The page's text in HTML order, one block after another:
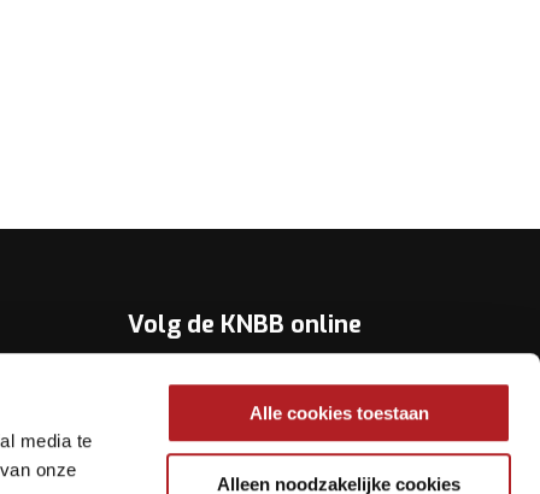
media te
onze
Alle cookies toestaan
Alleen noodzakelijke cookies
Volg de KNBB online
Facebook